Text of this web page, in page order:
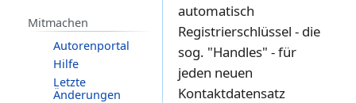
automatisch
Registrierschlüssel - die
sog. "Handles" - für
jeden neuen
Kontaktdatensatz
Mitmachen
Autorenportal
Hilfe
Letzte
Änderungen